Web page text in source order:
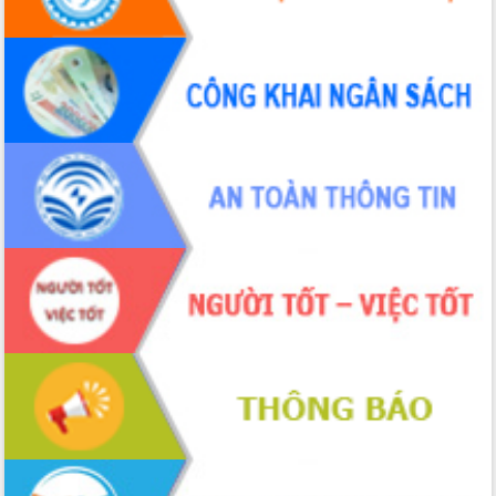
Bầu cử Quốc hội và HĐND: Cử tri Đắk
Lắk gửi gắm niềm tin, kỳ vọng vào lá
phiếu
Đắk Lắk sẵn sàng các điều kiện cho
Ngày hội bầu cử đại biểu Quốc hội
khóa XVI và HĐND các cấp nhiệm kỳ
2026-2031
Đảm bảo cuộc bầu cử đại biểu Quốc
hội và đại biểu HĐND các cấp diễn ra
an toàn, hiệu quả, đúng quy định
Thủ tướng Chính phủ Phạm Minh Chính
kiểm tra, chỉ đạo hoàn thành các dự
án cao tốc và thăm khu tái định cư tại
Đắk Lắk
Sôi nổi Hội đua ngựa truyền thống Gò
Thì Thùng mừng Xuân Bính Ngọ 2026
Lãnh đạo tỉnh dâng hương tưởng niệm
tại Đập Đồng Cam đầu Xuân Bính Ngọ
Ngành nông nghiệp phấn đấu tăng
trưởng đạt 5,86% trong năm 2026
UBND tỉnh Đắk Lắk triển khai công tác